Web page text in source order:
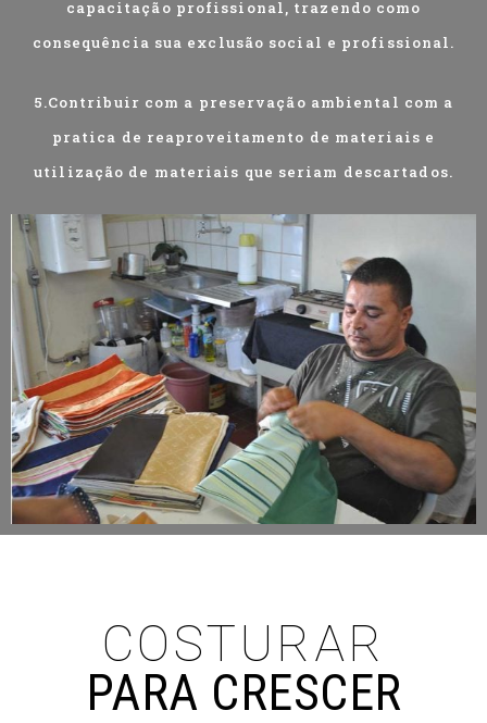
capacitação profissional, trazendo como
consequência sua exclusão social e profissional.
5.Contribuir com a preservação ambiental com a
pratica de reaproveitamento de materiais e
utilização de materiais que seriam descartados.
COSTURAR
PARA CRESCER